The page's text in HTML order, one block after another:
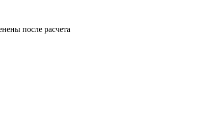
после расчета